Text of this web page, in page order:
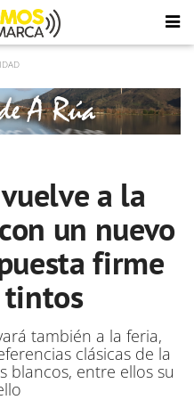
a la
un nuevo
firme
tintos
también a la feria,
clásicas de la
blancos, entre ellos su